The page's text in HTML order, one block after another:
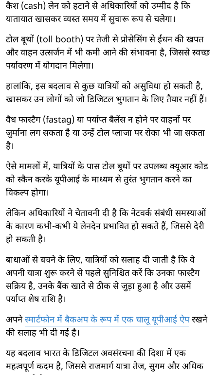
कैश (cash) लेन को हटाने से अधिकारियों को उम्मीद है कि
यातायात खासकर व्यस्त समय में सुचारू रूप से चलेगा।
टोल बूथों (toll booth) पर तेजी से प्रोसेसिंग से ईंधन की खपत
और वाहन उत्सर्जन में भी कमी आने की संभावना है, जिससे स्वच्छ
पर्यावरण में योगदान मिलेगा।
हालांकि, इस बदलाव से कुछ यात्रियों को असुविधा हो सकती है,
खासकर उन लोगों को जो डिजिटल भुगतान के लिए तैयार नहीं हैं।
वैध फास्टैग (fastag) या पर्याप्त बैलेंस न होने पर वाहनों पर
जुर्माना लग सकता है या उन्हें टोल प्लाजा पर रोका भी जा सकता
है।
ऐसे मामलों में, यात्रियों के पास टोल बूथों पर उपलब्ध क्यूआर कोड
को स्कैन करके यूपीआई के माध्यम से तुरंत भुगतान करने का
विकल्प होगा।
लेकिन अधिकारियों ने चेतावनी दी है कि नेटवर्क संबंधी समस्याओं
के कारण कभी-कभी ये लेनदेन प्रभावित हो सकते हैं, जिससे देरी
हो सकती है।
बाधाओं से बचने के लिए, यात्रियों को सलाह दी जाती है कि वे
अपनी यात्रा शुरू करने से पहले सुनिश्चित करें कि उनका फास्टैग
सक्रिय है, उनके बैंक खाते से ठीक से जुड़ा हुआ है और उसमें
पर्याप्त शेष राशि है।
अपनेस्मार्टफोन में बैकअप के रूप में एक चालू यूपीआई ऐपरखने
की सलाह भी दी गई है।
यह बदलाव भारत के डिजिटल अवसंरचना की दिशा में एक
महत्वपूर्ण कदम है, जिससे राजमार्ग यात्रा तेज, सुगम और अधिक